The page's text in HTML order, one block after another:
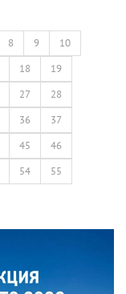
8 9
10
18
19
27
28
36
37
45
46
54
55